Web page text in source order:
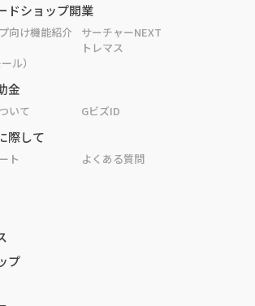
ドショップ開業
向け機能紹介
サーチャーNEXT
トレマス
ル）
金
いて GビズID
際して
ト
よくある質問
プ